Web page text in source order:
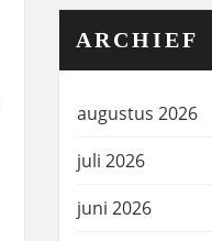
ARCHIEF
augustus 2026
juli 2026
juni 2026